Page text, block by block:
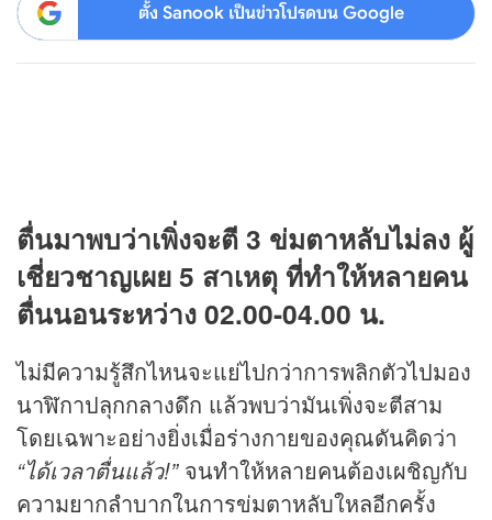
ตั้ง Sanook เป็นข่าวโปรดบน Google
ตื่นมาพบว่าเพิ่งจะตี 3 ข่มตาหลับไม่ลง ผู้
เชี่ยวชาญเผย 5 สาเหตุ ที่ทำให้หลายคน
ตื่นนอนระหว่าง 02.00-04.00 น.
ไม่มีความรู้สึกไหนจะแย่ไปกว่าการพลิกตัวไปมอง
นาฬิกาปลุกกลางดึก แล้วพบว่ามันเพิ่งจะตีสาม
โดยเฉพาะอย่างยิ่งเมื่อร่างกายของคุณดันคิดว่า
“ได้เวลาตื่นแล้ว!”จนทำให้หลายคนต้องเผชิญกับ
ความยากลำบากในการข่มตาหลับใหลอีกครั้ง